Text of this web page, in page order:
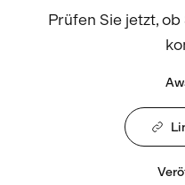
Prüfen Sie jetzt,